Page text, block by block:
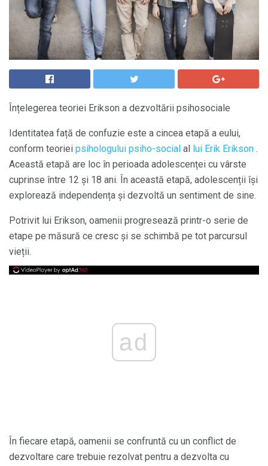
Înțelegerea teoriei Erikson a dezvoltării psihosociale
Identitatea față de confuzie este a cincea etapă a eului,
conform teoriei psihologului psiho-social al lui Erik Erikson .
Această etapă are loc în perioada adolescenței cu vârste
cuprinse între 12 și 18 ani. În această etapă, adolescenții își
explorează independența și dezvoltă un sentiment de sine.
Potrivit lui Erikson, oamenii progresează printr-o serie de
etape pe măsură ce cresc și se schimbă pe tot parcursul
vieții.
ad
În fiecare etapă, oamenii se confruntă cu un conflict de
dezvoltare care trebuie rezolvat pentru a dezvolta cu